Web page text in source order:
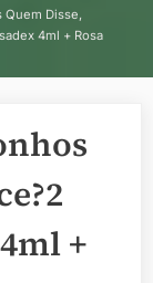
Quem Disse,
4ml + Rosa
+